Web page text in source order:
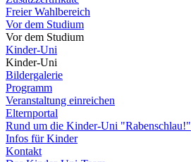
Freier Wahlbereich
Vor dem Studium
Vor dem Studium
Kinder-Uni
Kinder-Uni
Bildergalerie
Programm
Veranstaltung einreichen
Elternportal
Rund um die Kinder-Uni "Rabenschlau!"
Infos für Kinder
Kontakt